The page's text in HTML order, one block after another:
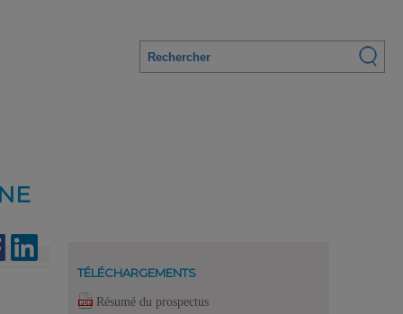
TÉLÉCHARGEMENTS
Résumé du prospectus